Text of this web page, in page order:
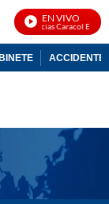
EN VIVO
Noticias Caracol En Vivo
ACCIDENTE